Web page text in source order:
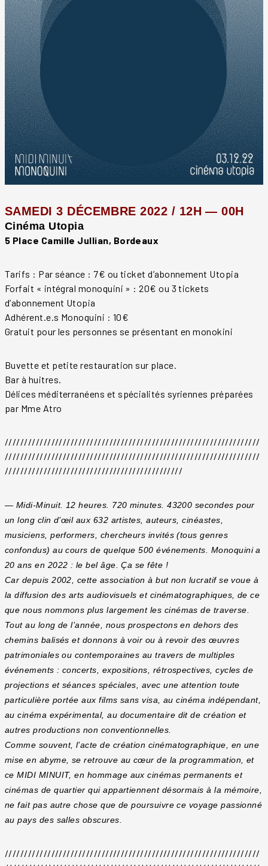
SAMEDI 3 DÉCEMBRE 2022 / 12H — 00H
Cinéma Utopia
5 Place Camille Jullian, Bordeaux
Tarifs : Par séance : 7€ ou ticket d’abonnement Utopia
Forfait « intégral monoquini » : 20€ ou 3 tickets
d’abonnement Utopia
Adhérent.e.s Monoquini : 10€
Gratuit pour les personnes se présentant en monokini
Buvette et petite restauration sur place.
Bar à huitres.
Délices méditerranéens et spécialités syriennes préparées
par Mme Atro
//////////////////////////////////////////////////////////////////
//////////////////////////////////////////////////////////////////
//////////////////////////////////////////////
— Midi-Minuit. 12 heures. 720 minutes. 43200 secondes pour
un long clin d’œil aux 632 artistes, auteurs, cinéastes,
musiciens, performers, chercheurs invités (tous genres
confondus) au cours de quelque 500 événements. Monoquini a
20 ans en 2022 : le bel âge. Ça se fête !
Car depuis 2002, cette association à but non lucratif se voue à
la diffusion des arts audiovisuels et cinématographiques, de ce
que nous nommons plus largement les cinémas de traverse.
Tout au long de l’année, nous prospectons en dehors des
chemins balisés et donnons à voir ou à revoir des œuvres
patrimoniales ou contemporaines au travers de multiples
événements : concerts, expositions, rétrospectives, cycles de
projections et séances spéciales, avec une attention toute
particulière portée aux films sans visa, au cinéma indépendant,
au cinéma expérimental, au documentaire dit de création et
autres productions non conventionnelles.
Comme souvent, l’acte de création cinématographique, en une
mise en abyme, se retrouve au cœur de la programmation, et
ce MIDI MINUIT, en hommage aux cinémas permanents et
cinémas de quartier qui appartiennent désormais à la mémoire,
ne fait pas autre chose que de poursuivre ce voyage passionné
au pays des salles obscures.
//////////////////////////////////////////////////////////////////